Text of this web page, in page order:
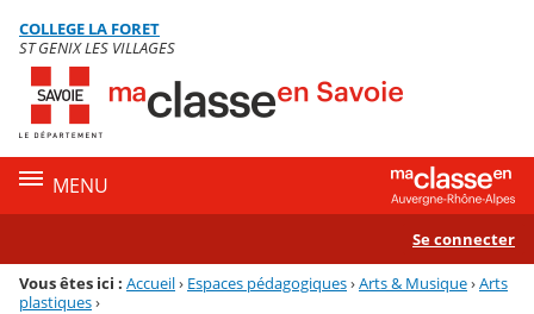
Menu de la rubrique
Contenu
COLLEGE LA FORET
ST GENIX LES VILLAGES
MENU
Se connecter
Vous êtes ici : Accueil› Espaces pédagogiques›Arts & Musique›Arts
plastiques›